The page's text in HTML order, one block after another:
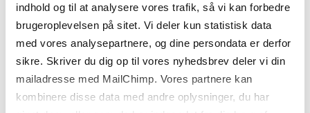
indhold og til at analysere vores trafik, så vi kan forbedre
brugeroplevelsen på sitet. Vi deler kun statistisk data
med vores analysepartnere, og dine persondata er derfor
sikre. Skriver du dig op til vores nyhedsbrev deler vi din
mailadresse med MailChimp. Vores partnere kan
kombinere disse data med andre oplysninger, du har